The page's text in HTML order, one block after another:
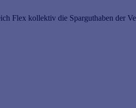
Flex kollektiv die Sparguthaben der